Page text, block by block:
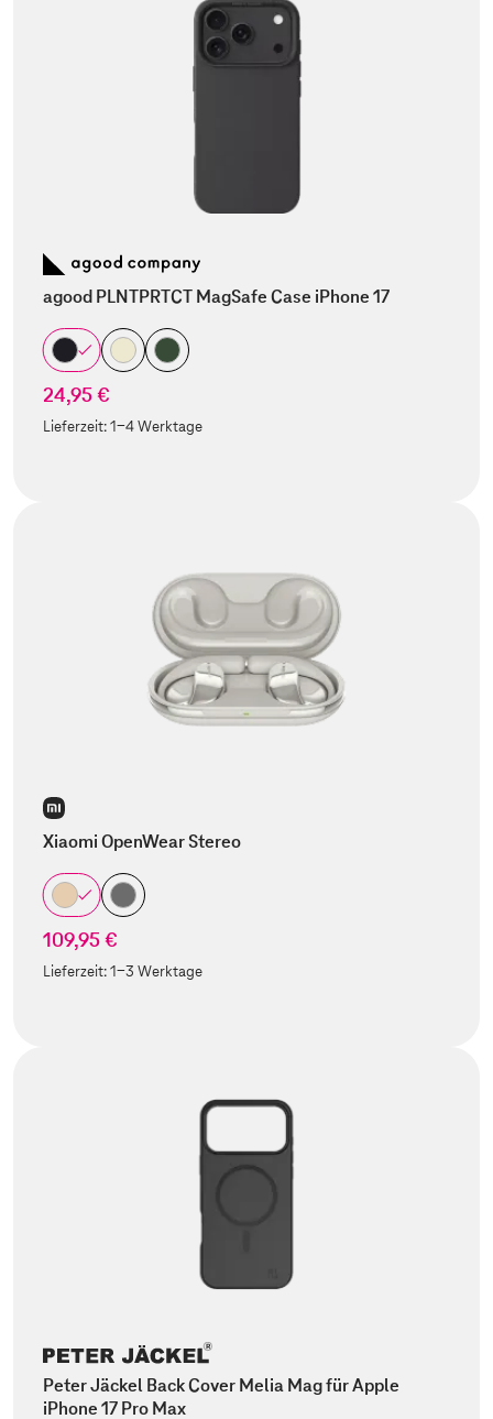
agood PLNTPRTCT MagSafe Case iPhone 17
24,95 €
Lieferzeit:1-4 Werktage
Xiaomi OpenWear Stereo
109,95 €
Lieferzeit:1-3 Werktage
Peter Jäckel Back Cover Melia Mag für Apple
iPhone 17 Pro Max